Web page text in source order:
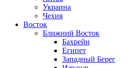
Украина
Чехия
Восток
Ближний Восток
Бахрейн
Египет
Западный Берег